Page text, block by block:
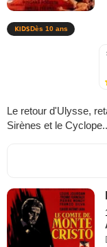
Dès 10 ans
Le retour d'Ulysse,
Sirènes et le